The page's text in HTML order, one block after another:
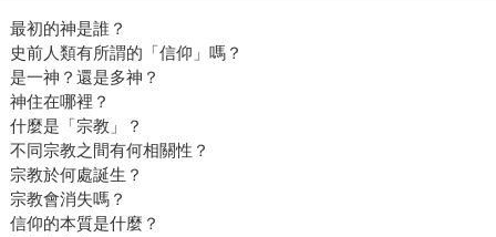
最初的神是誰？
史前人類有所謂的「信仰」嗎？
是一神？還是多神？
神住在哪裡？
什麼是「宗教」？
不同宗教之間有何相關性？
宗教於何處誕生？
宗教會消失嗎？
信仰的本質是什麼？